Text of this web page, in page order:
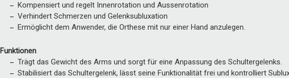
Kompensiert und regelt Innenrotation und Aussenrotation
Verhindert Schmerzen und Gelenksubluxation
Ermöglicht dem Anwender, die Orthese mit nur einer Hand anzulegen.
Funktionen
Trägt das Gewicht des Arms und sorgt für eine Anpassung des Schultergelenks.
Stabilisiert das Schultergelenk, lässt seine Funktionalität frei und kontrolliert